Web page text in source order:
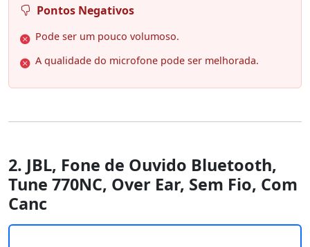
Pontos Negativos
Pode ser um pouco volumoso.
A qualidade do microfone pode ser melhorada.
2. JBL, Fone de Ouvido Bluetooth,
Tune 770NC, Over Ear, Sem Fio, Com
Canc